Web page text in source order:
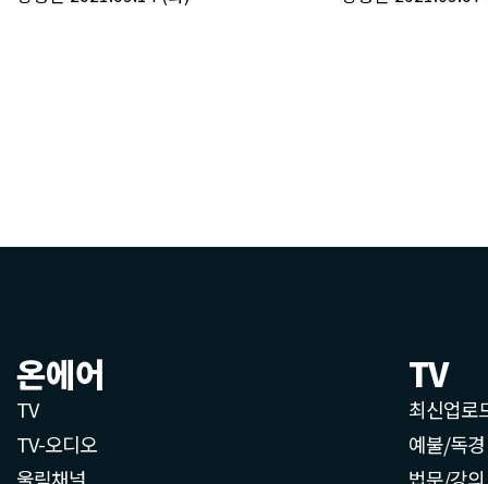
온에어
TV
TV-오디오
TV
최신업로
예불/독경